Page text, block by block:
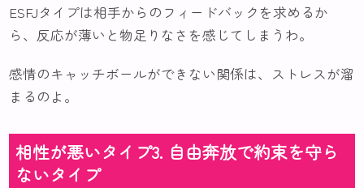
ESFJタイプは相手からのフィードバックを求めるか
ら、反応が薄いと物足りなさを感じてしまうわ。
感情のキャッチボールができない関係は、ストレスが溜
まるのよ。
相性が悪いタイプ3. 自由奔放で約束を守ら
ないタイプ